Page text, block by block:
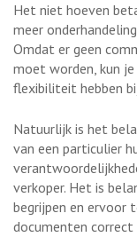
Het niet hoeven
meer
Omdat er geen
moet worden, kun
flexibiliteit hebben
Natuurlijk is het
van een particulier
verkoper. Het is
begrijpen en ervoor
documenten